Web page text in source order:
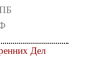
Дел